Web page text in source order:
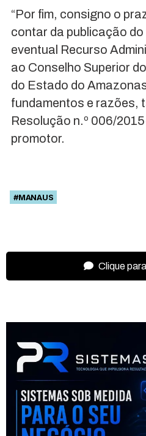
“Por fim, consigno o
contar da publicação
eventual Recurso
ao Conselho Superior
do Estado do
fundamentos e razões,
Resolução n.º 006/
promotor.
#MANAUS
Clique